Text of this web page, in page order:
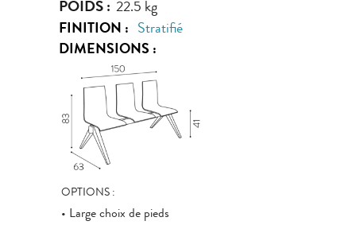
POIDS : 22.5 kg
FINITION :
Stratifié
DIMENSIONS :
OPTIONS :
• Large choix de pieds